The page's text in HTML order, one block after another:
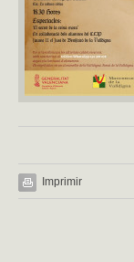
Imprimir